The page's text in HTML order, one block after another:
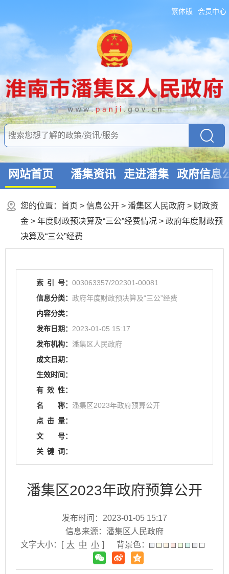
繁体版 会员中心
网站首页 潘集资讯 走进潘集 政府信息
您的位置： 首页 > 信息公开 > 潘集区人民政府 > 财政资
金 > 年度财政预决算及“三公”经费情况 > 政府年度财政预
决算及“三公”经费
索 引 号： 003063357/202301-00081
信息分类： 政府年度财政预决算及“三公”经费
内容分类：
发布日期： 2023-01-05 15:17
发布机构： 潘集区人民政府
成文日期：
生效时间：
有 效 性：
名
称： 潘集区2023年政府预算公开
点 击 量：
文
号：
关 键 词：
潘集区2023年政府预算公开
发布时间：2023-01-05 15:17
信息来源：潘集区人民政府
文字大小：[ 大 中 小 ] 背景色：